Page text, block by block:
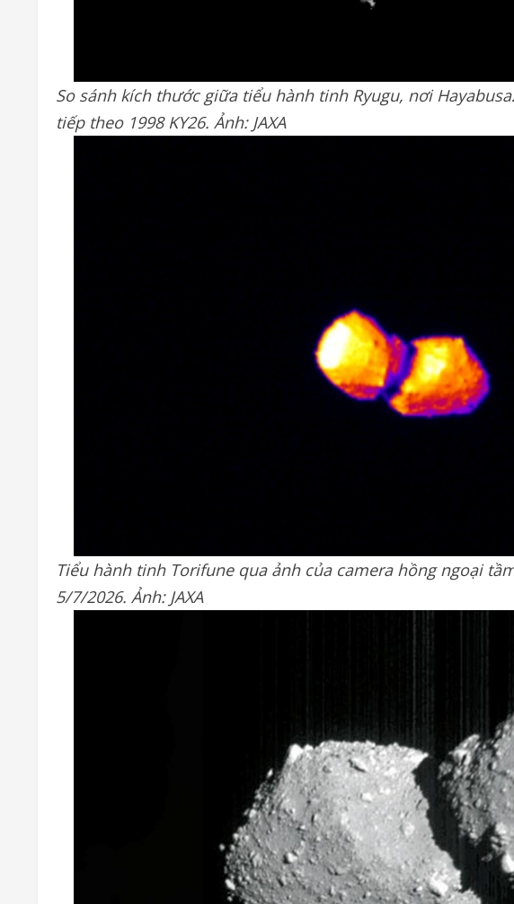
So sánh kích thước giữa tiểu hành tinh Ryugu, nơi
tiếp theo 1998 KY26. Ảnh: JAXA
Tiểu hành tinh Torifune qua ảnh của camera hồng ngoại
5/7/2026. Ảnh: JAXA